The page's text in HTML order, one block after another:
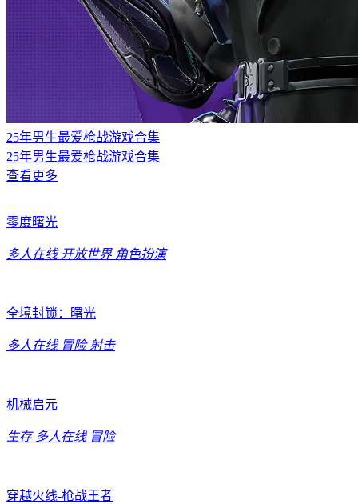
25年男生最爱枪战游戏合集
25年男生最爱枪战游戏合集
查看更多
零度曙光
多人在线 开放世界 角色扮演
全境封锁：曙光
多人在线 冒险 射击
机械启元
生存 多人在线 冒险
穿越火线-枪战王者